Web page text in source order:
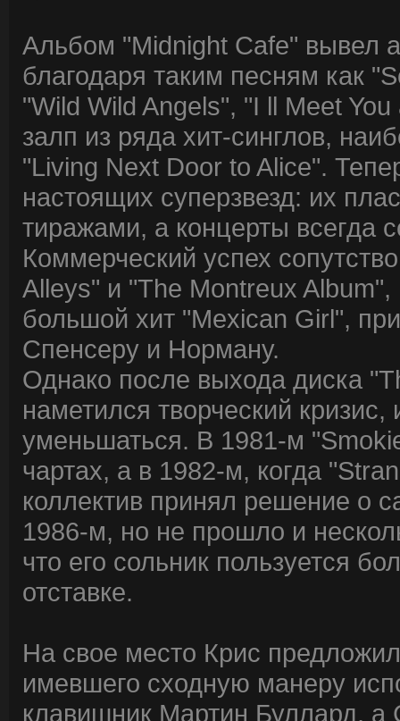
Альбом "Midnight Cafe" вывел
благодаря таким песням как
"Wild Wild Angels", "I ll Meet
залп из ряда хит-синглов,
"Living Next Door to Alice".
настоящих суперзвезд: их
тиражами, а концерты всегда
Коммерческий успех
Alleys" и "The Montreux
большой хит "Mexican Girl",
Спенсеру и Норману.
Однако после выхода диска
наметился творческий
уменьшаться. В 1981-м
чартах, а в 1982-м, когда
коллектив принял решение о
1986-м, но не прошло и
что его сольник пользуется
отставке.
На свое место Крис
имевшего сходную манеру
клавишник Мартин Буллард,